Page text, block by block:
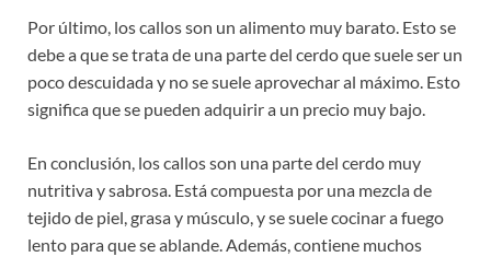
Por último, los callos son un alimento muy barato. Esto se
debe a que se trata de una parte del cerdo que suele ser un
poco descuidada y no se suele aprovechar al máximo. Esto
significa que se pueden adquirir a un precio muy bajo.
En conclusión, los callos son una parte del cerdo muy
nutritiva y sabrosa. Está compuesta por una mezcla de
tejido de piel, grasa y músculo, y se suele cocinar a fuego
lento para que se ablande. Además, contiene muchos